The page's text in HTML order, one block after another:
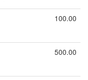
100.00
500.00